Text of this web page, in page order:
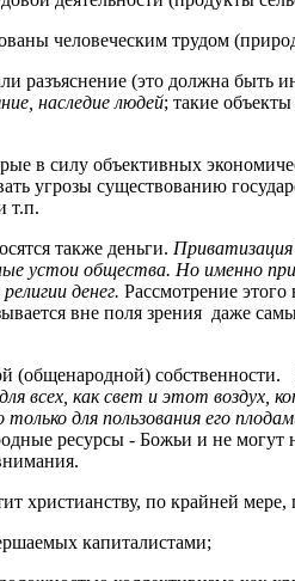
человеческим трудом
разъяснение (это должна
наследие людей; такие
в силу объективных
угрозы существованию
т.п.
также деньги. Приватизация
устои общества. Но именно
денег. Рассмотрение
вне поля зрения даже
(общенародной)
всех, как свет и этот
для пользования его
ресурсы - Божьи и не
христианству, по крайней
капиталистами;